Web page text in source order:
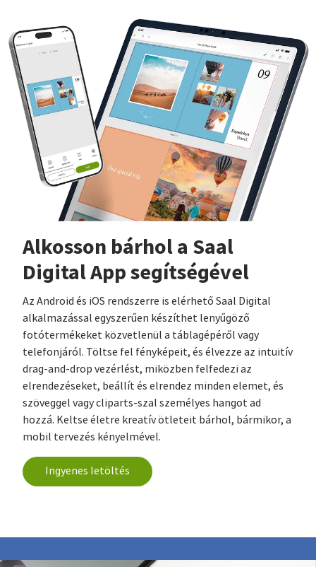
Alkosson bárhol a Saal
Digital App segítségével
Az Android és iOS rendszerre is elérhető Saal Digital
alkalmazással egyszerűen készíthet lenyűgöző
fotótermékeket közvetlenül a táblagépéről vagy
telefonjáról. Töltse fel fényképeit, és élvezze az intuitív
drag-and-drop vezérlést, miközben felfedezi az
elrendezéseket, beállít és elrendez minden elemet, és
szöveggel vagy cliparts-szal személyes hangot ad
hozzá. Keltse életre kreatív ötleteit bárhol, bármikor, a
mobil tervezés kényelmével.
Ingyenes letöltés